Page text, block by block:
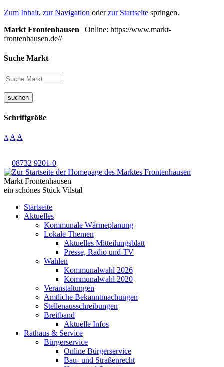
Zum Inhalt, zur Navigation oderzur Startseite springen.
Markt Frontenhausen | Online: https://www.markt-
frontenhausen.de//
Suche Markt
suchen
Schriftgröße
A A A
08732 9201-0
Markt Frontenhausen
ein schönes Stück Vilstal
Startseite
Aktuelles
Kommunale Wärmeplanung
Lokale Themen
Aktuelles Mitteilungsblatt
Presse, Radio und TV
Wahlen
Kommunalwahl 2026
Kommunalwahl 2020
Veranstaltungen
Amtliche Bekanntmachungen
Stellenausschreibungen
Breitband
Aktuelle Infos
Rathaus & Service
Bürgerservice
Online Bürgerservice
Bau- und Straßenrecht